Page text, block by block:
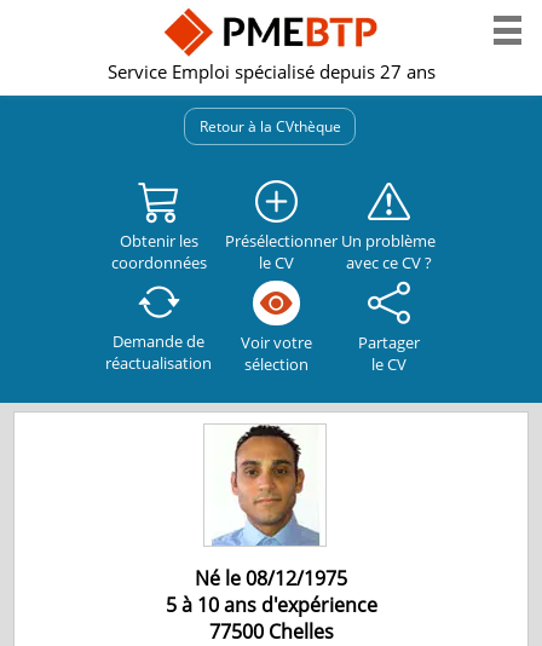
Service Emploi spécialisé depuis 27 ans
Retour à la CVthèque
Obtenir les
coordonnées
Présélectionner
le CV
Un problème
avec ce CV ?
Demande de
réactualisation
Voir votre
sélection
Partager
le CV
Né le 08/12/1975
5 à 10 ans d'expérience
77500 Chelles